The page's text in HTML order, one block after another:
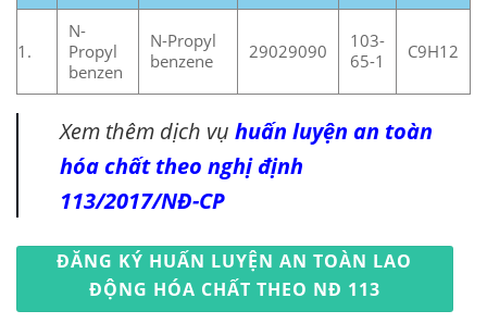
1.
N-
Propyl
benzen
N-Propyl
benzene
29029090
103-
65-1
C9H12
Xem thêm dịch vụ huấn luyện an toàn
hóa chất theo nghị định
113/2017/NĐ-CP
ĐĂNG KÝ HUẤN LUYỆN AN TOÀN LAO
ĐỘNG HÓA CHẤT THEO NĐ 113